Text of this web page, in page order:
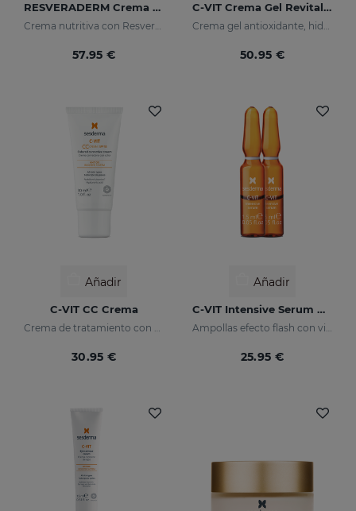
RESVERADERM Crema Nutritiva
Crema nutritiva con Resveratrol
57.95 €
C-VIT Crema Gel Revitalizante
Crema gel antioxidante, hidratante, antiarrugas e iluminador
50.95 €
Añadir
C-VIT CC Crema
Crema de tratamiento con color, antioxidante con vitamina C y ácido hialurónico
30.95 €
Añadir
C-VIT Intensive Serum Ampollas
Ampollas efecto flash con vitamina C
25.95 €